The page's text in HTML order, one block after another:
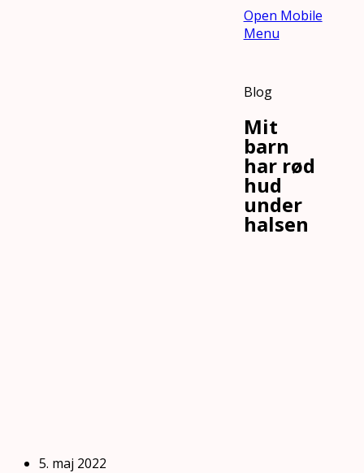
Open Mobile
Menu
Blog
Mit
barn
har rød
hud
under
halsen
5. maj 2022